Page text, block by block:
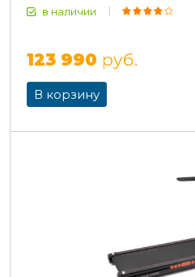
в наличии
123 990 руб.
В корзину